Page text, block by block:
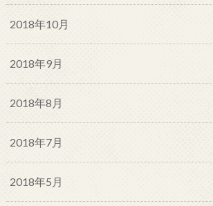
2018年10月
2018年9月
2018年8月
2018年7月
2018年5月